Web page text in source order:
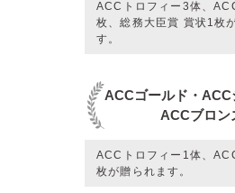
ACCトロフィー3体、
枚、総務大臣賞 賞状1枚
す。
ACCゴールド・ACC
ACCブロン
ACCトロフィー1体、
枚が贈られます。